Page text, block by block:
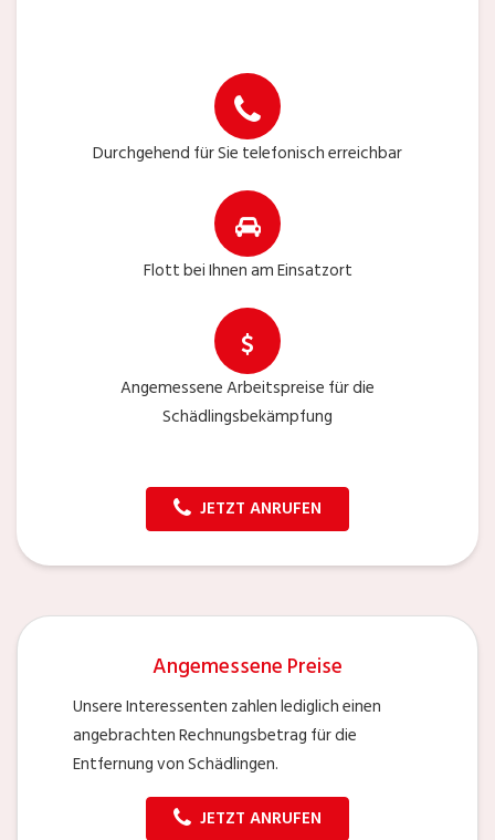
Durchgehend für Sie telefonisch erreichbar
Flott bei Ihnen am Einsatzort
Angemessene Arbeitspreise für die
Schädlingsbekämpfung
JETZT ANRUFEN
Angemessene Preise
Unsere Interessenten zahlen lediglich einen
angebrachten Rechnungsbetrag für die
Entfernung von Schädlingen.
JETZT ANRUFEN